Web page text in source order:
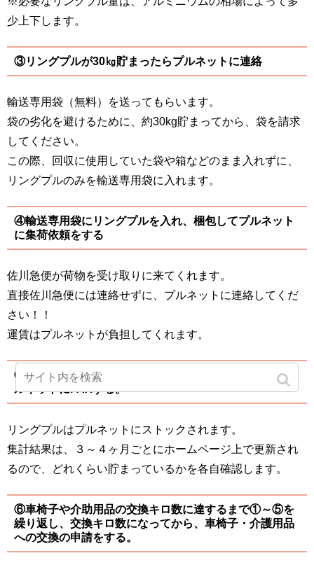
少上下します。
③リングプルが30㎏貯まったらプルネットに連絡
輸送専用袋（無料）を送ってもらいます。
袋の劣化を避けるために、約30kg貯まってから、袋を請求
してください。
この際、回収に使用していた袋や箱などのまま入れずに、
リングプルのみを輸送専用袋に入れます。
④輸送専用袋にリングプルを入れ、梱包してプルネット
に集荷依頼をする
佐川急便が荷物を受け取りに来てくれます。
直接佐川急便には連絡せずに、プルネットに連絡してくだ
さい！！
運賃はプルネットが負担してくれます。
⑤佐川急便が持ってくる発送伝票の控えを受け取り、プ
ルネットにFAXする。
リングプルはプルネットにストックされます。
集計結果は、３～４ヶ月ごとにホームページ上で更新され
るので、どれくらい貯まっているかを各自確認します。
⑥車椅子や介助用品の交換キロ数に達するまで①～⑤を
繰り返し、交換キロ数になってから、車椅子・介護用品
への交換の申請をする。